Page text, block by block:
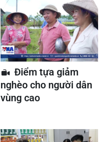
Điểm tựa giảm
nghèo cho người dân
vùng cao